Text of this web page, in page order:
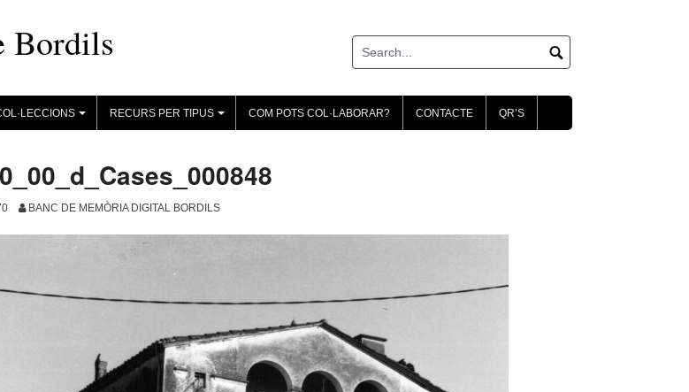
Bordils
+ +
RECURS PER TIPUS COM POTS COL·LABORAR? CONTACTE QR’S
BANC DE MEMÒRIA DIGITAL BORDILS